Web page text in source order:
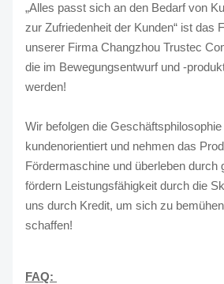
„Alles passt sich an den Bedarf von
zur Zufriedenheit der Kunden“ ist das
unserer Firma Changzhou Trustec
die im Bewegungsentwurf und -
werden!
Wir befolgen die
kundenorientiert und nehmen das
Fördermaschine und überleben durch
fördern Leistungsfähigkeit durch die
uns durch Kredit, um sich zu
schaffen!
FAQ: